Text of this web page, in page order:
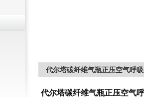
代尔塔碳纤维气瓶正压空气呼
代尔塔碳纤维气瓶正压空气